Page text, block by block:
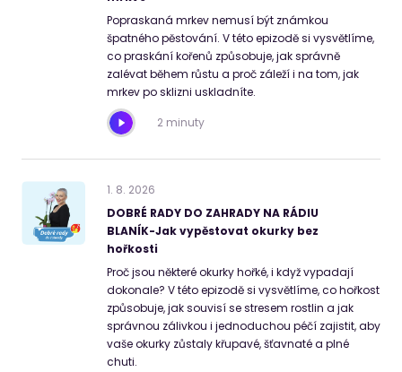
Popraskaná mrkev nemusí být známkou
špatného pěstování. V této epizodě si vysvětlíme,
co praskání kořenů způsobuje, jak správně
zalévat během růstu a proč záleží i na tom, jak
mrkev po sklizni uskladníte.
2 minuty
1. 8. 2026
DOBRÉ RADY DO ZAHRADY NA RÁDIU
BLANÍK-Jak vypěstovat okurky bez
hořkosti
Proč jsou některé okurky hořké, i když vypadají
dokonale? V této epizodě si vysvětlíme, co hořkost
způsobuje, jak souvisí se stresem rostlin a jak
správnou zálivkou i jednoduchou péčí zajistit, aby
vaše okurky zůstaly křupavé, šťavnaté a plné
chuti.